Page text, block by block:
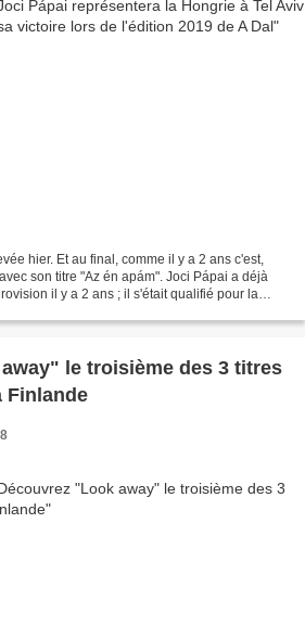
hier. Et au final, comme il y a 2 ans c'est,
son titre "Az én apám". Joci Pápai a déjà
il y a 2 ans ; il s'était qualifié pour la
le troisième des 3 titres
Finlande